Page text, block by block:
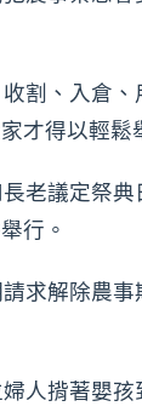
割、入倉
才得以輕鬆
老議定祭
行。
求解除農
人揹著嬰